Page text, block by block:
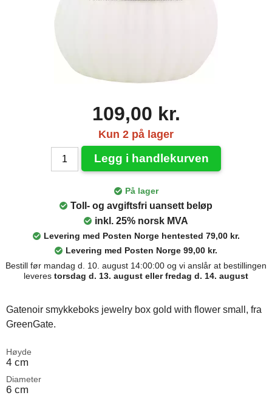
109,00 kr.
Kun 2 på lager
Legg i handlekurven
På lager
Toll- og avgiftsfri uansett beløp
inkl. 25% norsk MVA
Levering med Posten Norge hentested 79,00 kr.
Levering med Posten Norge 99,00 kr.
Bestill før mandag d. 10. august 14:00:00 og vi anslår at bestillingen
leveres torsdag d. 13. august eller fredag d. 14. august
Gatenoir smykkeboks jewelry box gold with flower small, fra
GreenGate.
Høyde
4 cm
Diameter
6 cm